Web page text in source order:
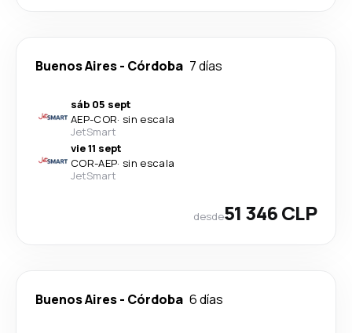
Buenos Aires- Córdoba 7 días
sáb 05 sept
AEP-COR· sin escala
JetSmart
vie 11 sept
COR-AEP· sin escala
JetSmart
desde51 346 CLP
Buenos Aires- Córdoba 6 días